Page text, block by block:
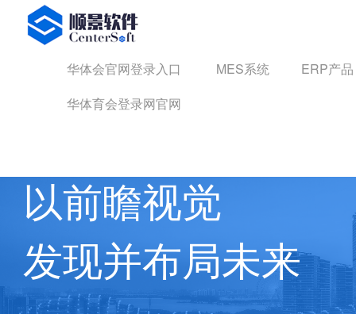
华体会官网登录入口
华体会官网登录入口 MES系统
ERP产品
华体育会登录网官网
以前瞻视觉
发现并布局未来